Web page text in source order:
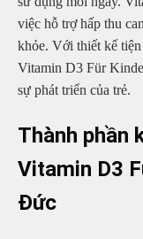
việc hỗ trợ hấp thu
khỏe. Với thiết kế
Vitamin D3 Für
sự phát triển của trẻ.
Thành phần
Vitamin D3
Đức